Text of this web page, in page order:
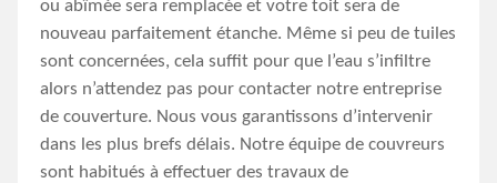
ou abîmée sera remplacée et votre toit sera de
nouveau parfaitement étanche. Même si peu de tuiles
sont concernées, cela suffit pour que l’eau s’infiltre
alors n’attendez pas pour contacter notre entreprise
de couverture. Nous vous garantissons d’intervenir
dans les plus brefs délais. Notre équipe de couvreurs
sont habitués à effectuer des travaux de